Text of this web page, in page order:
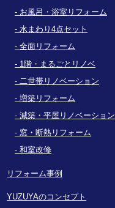
お風呂・浴室リフォーム
水まわり4点セット
全面リフォーム
1階・まるごとリノベ
二世帯リノベーション
増築リフォーム
減築・平屋リノベーション
窓・断熱リフォーム
和室改修
リフォーム事例
YUZUYAのコンセプト